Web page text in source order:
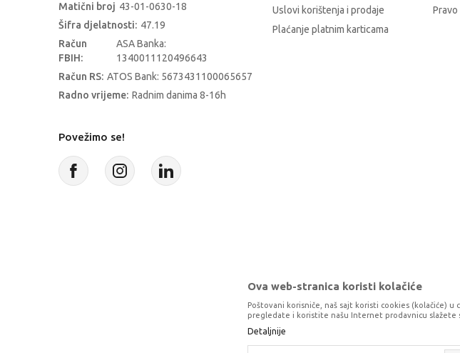
Matični broj 43-01-0630-18
Šifra djelatnosti: 47.19
Račun
FBIH:
ASA Banka:
1340011120496643
Račun RS: ATOS Bank: 5673431100065657
Radno vrijeme: Radnim danima 8-16h
Uslovi korištenja i prodaje
Plaćanje platnim karticama
Povežimo se!
Ova web-stranica koristi kolačiće
Poštovani korisniče, naš sajt koristi cookies (kolačiće)
pregledate i koristite našu Internet prodavnicu slažete
Detaljnije